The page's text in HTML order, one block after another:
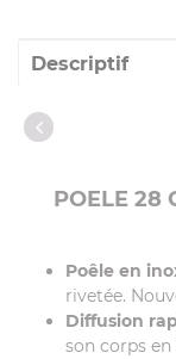
Descriptif
Caractéristiques
POELE 28
Poêle en
rivetée.
Diffusion
son corps